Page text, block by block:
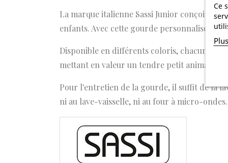
Ce
La marque italienne Sassi Junior conçoit
enfants. Avec cette gourde personnalisée,
Disponible en différents coloris, chacun
mettant en valeur un tendre petit animal.
Pour l'entretien de la gourde, il suffit de la
ni au lave-vaisselle, ni au four à micro-ondes.